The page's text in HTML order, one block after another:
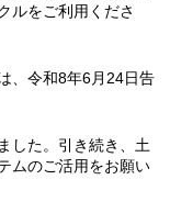
ルをご利用くださ
、令和8年6月24日告
した。引き続き、土
ムのご活用をお願い